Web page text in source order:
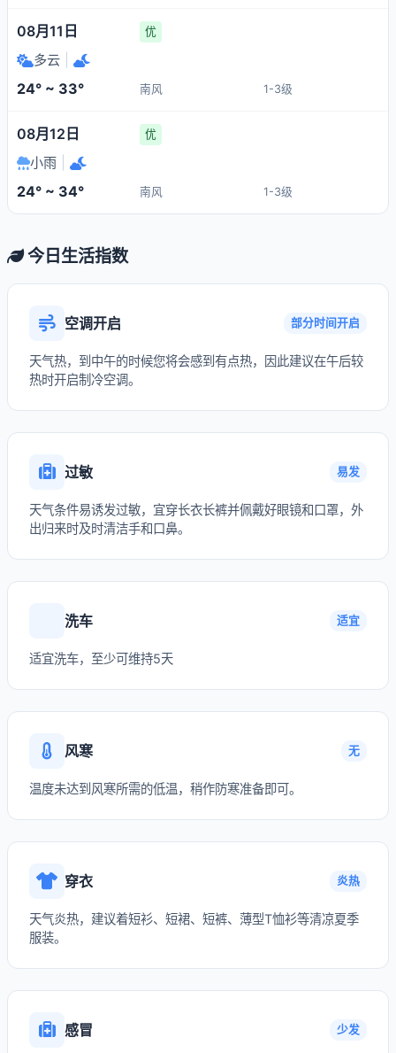
08月11日 优
多云
24° ~ 33° 南风 1-3级
08月12日 优
小雨
24° ~ 34° 南风 1-3级
今日生活指数
空调开启 部分时间开启
天气热，到中午的时候您将会感到有点热，因此建议在午后较
热时开启制冷空调。
过敏 易发
天气条件易诱发过敏，宜穿长衣长裤并佩戴好眼镜和口罩，外
出归来时及时清洁手和口鼻。
洗车 适宜
适宜洗车，至少可维持5天
风寒 无
温度未达到风寒所需的低温，稍作防寒准备即可。
穿衣 炎热
天气炎热，建议着短衫、短裙、短裤、薄型T恤衫等清凉夏季
服装。
感冒 少发